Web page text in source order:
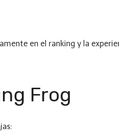
en el ranking y la
Frog